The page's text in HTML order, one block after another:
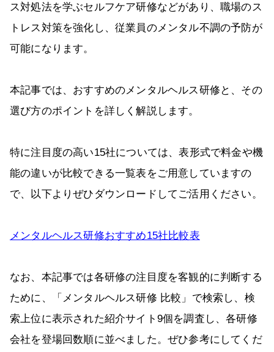
ス対処法を学ぶセルフケア研修などがあり、職場のス
トレス対策を強化し、従業員のメンタル不調の予防が
可能になります。
本記事では、おすすめのメンタルヘルス研修と、その
選び方のポイントを詳しく解説します。
特に注目度の高い15社については、表形式で料金や機
能の違いが比較できる一覧表をご用意していますの
で、以下よりぜひダウンロードしてご活用ください。
メンタルヘルス研修おすすめ15社比較表
なお、本記事では各研修の注目度を客観的に判断する
ために、「メンタルヘルス研修 比較」で検索し、検
索上位に表示された紹介サイト9個を調査し、各研修
会社を登場回数順に並べました。ぜひ参考にしてくだ